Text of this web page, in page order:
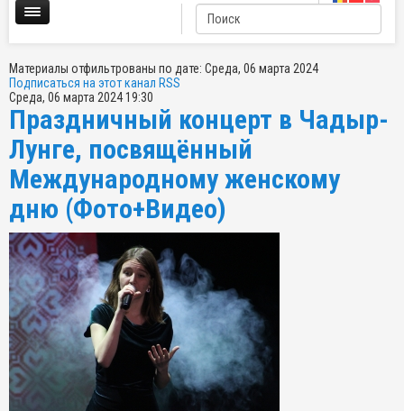
Материалы отфильтрованы по дате: Среда, 06 марта 2024
Подписаться на этот канал RSS
Среда, 06 марта 2024 19:30
Праздничный концерт в Чадыр-
Лунге, посвящённый
Международному женскому
дню (Фото+Видео)